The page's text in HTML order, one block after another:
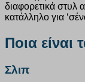
διαφορετικά
κατάλληλο για
Ποια είναι
Σλιπ